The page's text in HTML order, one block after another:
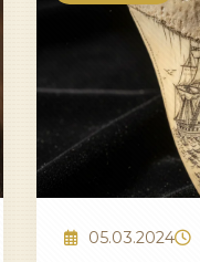
05.03.2024